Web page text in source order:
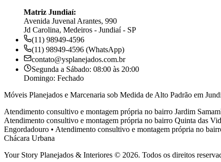
Matriz Jundiaí:
Avenida Juvenal Arantes, 990
Jd Carolina, Medeiros - Jundiaí - SP
(11) 98949-4596
(11) 98949-4596 (WhatsApp)
contato@ysplanejados.com.br
Segunda a Sábado: 08:00 às 20:00
Domingo: Fechado
Móveis Planejados e Marcenaria sob Medida de Alto Padrão em
Atendimento consultivo e montagem própria no bairro Jardim
Atendimento consultivo e montagem própria no bairro Quinta das
Engordadouro • Atendimento consultivo e montagem própria no
Chácara Urbana
Your Story Planejados & Interiores © 2026. Todos os direitos